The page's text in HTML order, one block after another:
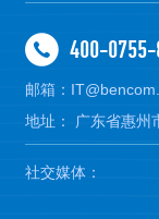
400-
邮箱：
地址： 广东省惠州
社交媒体：